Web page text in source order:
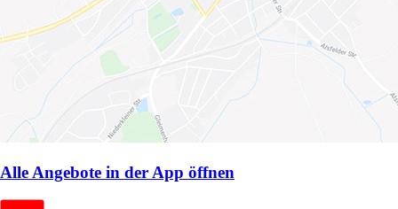
Alle Angebote in der App öffnen